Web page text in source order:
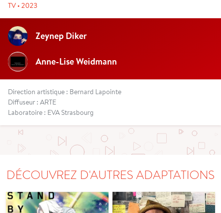
TV • 2023
Zeynep Diker
Anne-Lise Weidmann
Direction artistique : Bernard Lapointe
Diffuseur : ARTE
Laboratoire : EVA Strasbourg
DÉCOUVREZ D'AUTRES ADAPTATIONS